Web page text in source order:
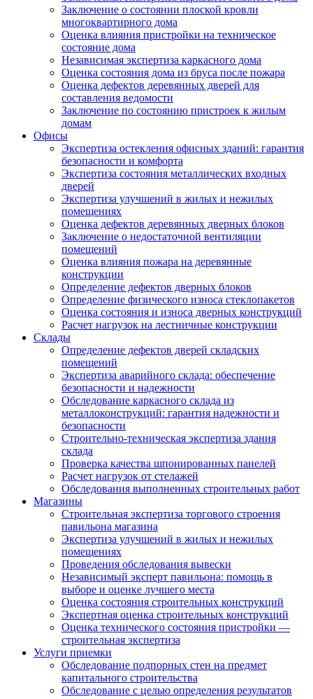
Заключение о состоянии плоской кровли
многоквартирного дома
Оценка влияния пристройки на техническое
состояние дома
Независимая экспертиза каркасного дома
Оценка состояния дома из бруса после пожара
Оценка дефектов деревянных дверей для
составления ведомости
Заключение по состоянию пристроек к жилым
домам
Офисы
Экспертиза остекления офисных зданий: гарантия
безопасности и комфорта
Экспертиза состояния металлических входных
дверей
Экспертиза улучшений в жилых и нежилых
помещениях
Оценка дефектов деревянных дверных блоков
Заключение о недостаточной вентиляции
помещений
Оценка влияния пожара на деревянные
конструкции
Определение дефектов дверных блоков
Определение физического износа стеклопакетов
Оценка состояния и износа дверных конструкций
Расчет нагрузок на лестничные конструкции
Склады
Определение дефектов дверей складских
помещений
Экспертиза аварийного склада: обеспечение
безопасности и надежности
Обследование каркасного склада из
металлоконструкций: гарантия надежности и
безопасности
Строительно-техническая экспертиза здания
склада
Проверка качества шпонированных панелей
Расчет нагрузок от стелажей
Обследования выполненных строительных работ
Магазины
Строительная экспертиза торгового строения
павильона магазина
Экспертиза улучшений в жилых и нежилых
помещениях
Проведения обследования вывески
Независимый эксперт павильона: помощь в
выборе и оценке лучшего места
Оценка состояния строительных конструкций
Экспертная оценка строительных конструкций
Оценка технического состояния пристройки —
строительная экспертиза
Услуги приемки
Обследование подпорных стен на предмет
капитального строительства
Обследование с целью определения результатов